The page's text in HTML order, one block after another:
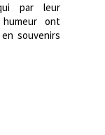
par leur
ont
souvenirs